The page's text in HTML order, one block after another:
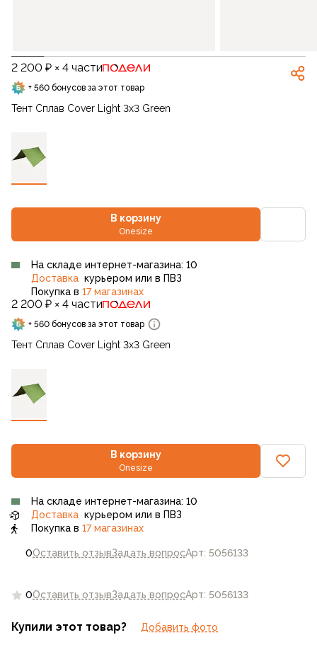
2 200 ₽ × 4 части
+ 560 бонусов за этот товар
Тент Сплав Cover Light 3x3 Green
В корзину
Onesize
0Оставить отзывЗадать вопросАрт: 5056133
На складе интернет-магазина: 10
Доставка курьером или в ПВЗ
Покупка в 17 магазинах
2 200 ₽ × 4 части
+ 560 бонусов за этот товар
Тент Сплав Cover Light 3x3 Green
В корзину
Onesize
0Оставить отзывЗадать вопросАрт: 5056133
На складе интернет-магазина: 10
Доставка курьером или в ПВЗ
Покупка в 17 магазинах
Купили этот товар? Добавить фото